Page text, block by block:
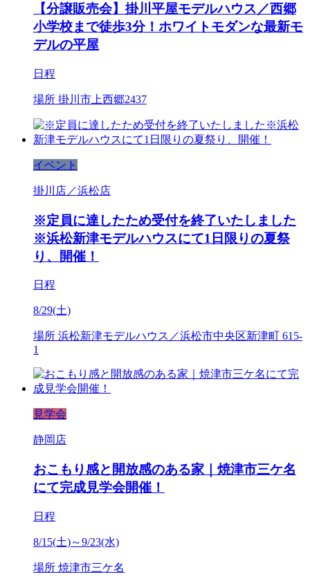
【分譲販売会】掛川平屋モデルハウス／西郷
小学校まで徒歩3分！ホワイトモダンな最新モ
デルの平屋
日程
場所 掛川市上西郷2437
イベント
掛川店／浜松店
※定員に達したため受付を終了いたしました
※浜松新津モデルハウスにて1日限りの夏祭
り、開催！
日程
8/29(土)
場所 浜松新津モデルハウス／浜松市中央区新津町 615-
1
見学会
静岡店
おこもり感と開放感のある家｜焼津市三ケ名
にて完成見学会開催！
日程
8/15(土)～9/23(水)
場所 焼津市三ケ名